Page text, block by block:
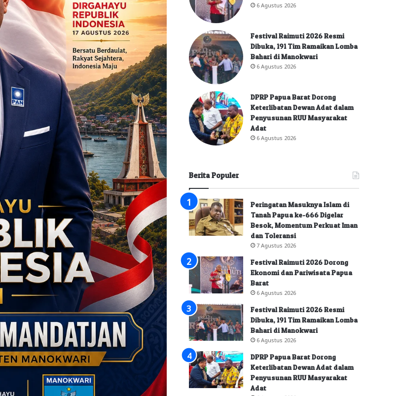
6 Agustus 2026
Festival Raimuti 2026 Resmi
Dibuka, 191 Tim Ramaikan Lomba
Bahari di Manokwari
6 Agustus 2026
DPRP Papua Barat Dorong
Keterlibatan Dewan Adat dalam
Penyusunan RUU Masyarakat
Adat
6 Agustus 2026
Berita Populer
Peringatan Masuknya Islam di
Tanah Papua ke-666 Digelar
Besok, Momentum Perkuat Iman
dan Toleransi
7 Agustus 2026
Festival Raimuti 2026 Dorong
Ekonomi dan Pariwisata Papua
Barat
6 Agustus 2026
Festival Raimuti 2026 Resmi
Dibuka, 191 Tim Ramaikan Lomba
Bahari di Manokwari
6 Agustus 2026
DPRP Papua Barat Dorong
Keterlibatan Dewan Adat dalam
Penyusunan RUU Masyarakat
Adat